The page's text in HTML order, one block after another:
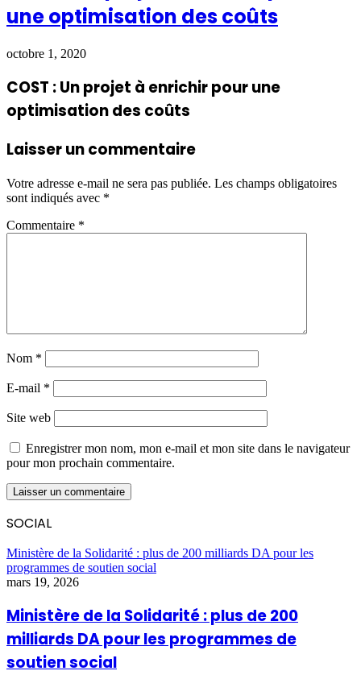
une optimisation des coûts
octobre 1, 2020
COST : Un projet à enrichir pour une
optimisation des coûts
Laisser un commentaire
Votre adresse e-mail ne sera pas publiée. Les champs obligatoires
sont indiqués avec *
Commentaire *
Nom *
E-mail *
Site web
Enregistrer mon nom, mon e-mail et mon site dans le navigateur
pour mon prochain commentaire.
SOCIAL
Ministère de la Solidarité : plus de 200 milliards DA pour les
programmes de soutien social
mars 19, 2026
Ministère de la Solidarité : plus de 200
milliards DA pour les programmes de
soutien social